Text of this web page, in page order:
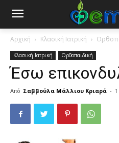
Αρχική Κλασική Ιατρική
Κλασική Ιατρική Ορθοπαιδική
Έσω
Από Σαββούλα Μάλλιου Κριαρά -